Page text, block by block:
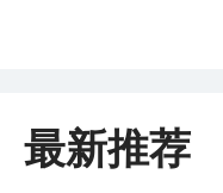
最新推荐